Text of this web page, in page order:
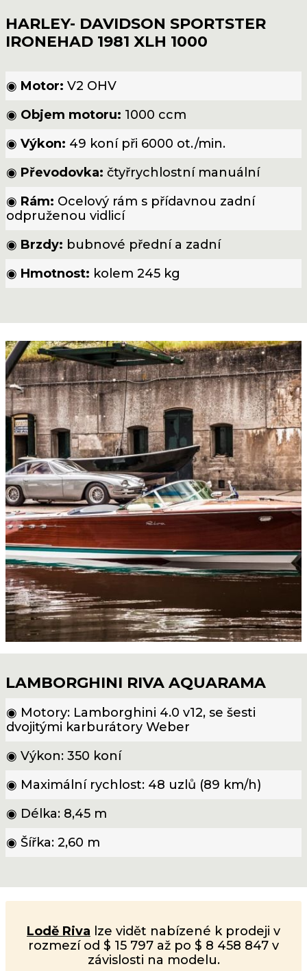
HARLEY- DAVIDSON SPORTSTER
IRONEHAD 1981 XLH 1000
◉ Motor: V2 OHV
◉ Objem motoru: 1000 ccm
◉ Výkon: 49 koní při 6000 ot./min.
◉ Převodovka: čtyřrychlostní manuální
◉ Rám: Ocelový rám s přídavnou zadní
odpruženou vidlicí
◉ Brzdy: bubnové přední a zadní
◉ Hmotnost: kolem 245 kg
LAMBORGHINI RIVA AQUARAMA
◉ Motory: Lamborghini 4.0 v12, se šesti
dvojitými karburátory Weber
◉ Výkon: 350 koní
◉ Maximální rychlost: 48 uzlů (89 km/h)
◉ Délka: 8,45 m
◉ Šířka: 2,60 m
Lodě Riva lze vidět nabízené k prodeji v
rozmezí od $ 15 797 až po $ 8 458 847 v
závislosti na modelu.